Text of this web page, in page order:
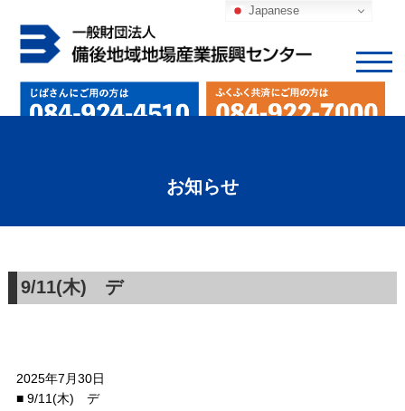
お知らせ
9/11(木) デ
2025年7月30日
■ 9/11(木) デ
Japanese